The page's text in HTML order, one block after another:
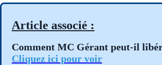
Article associé :
Comment MC Gérant peut-il
Cliquez ici pour voir